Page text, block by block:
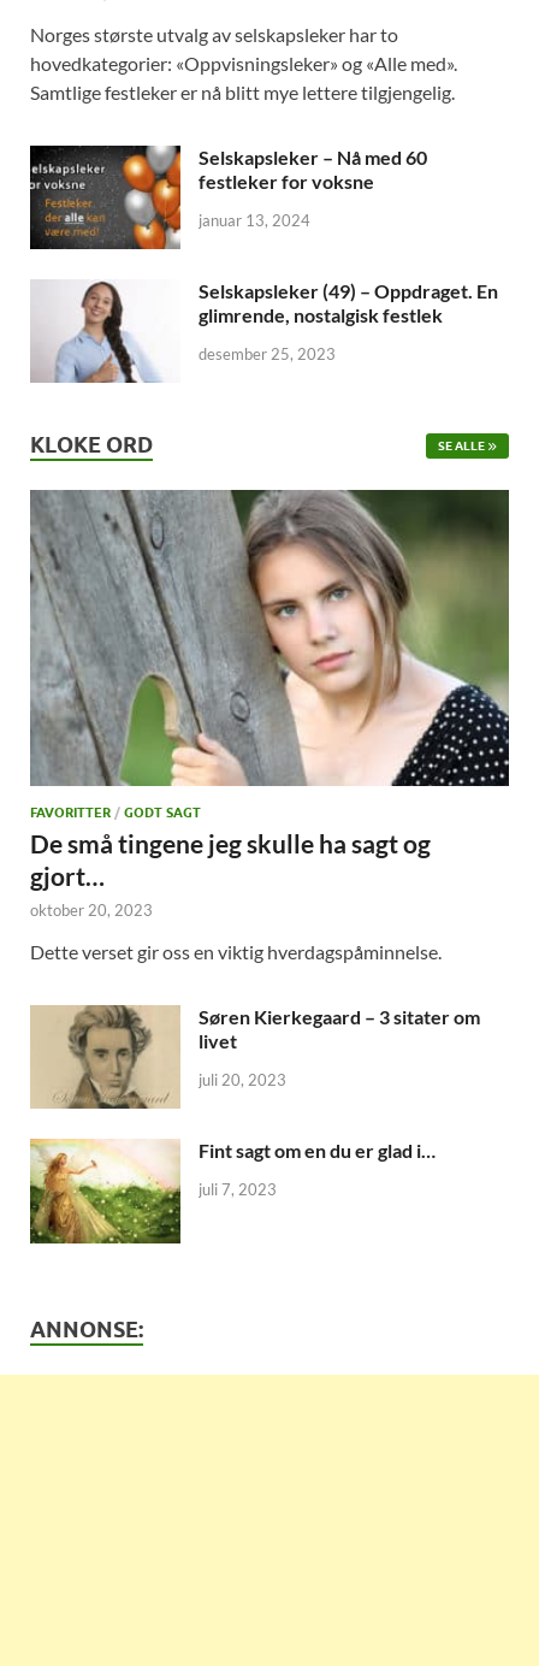
Norges største utvalg av selskapsleker har to
hovedkategorier: «Oppvisningsleker» og «Alle med».
Samtlige festleker er nå blitt mye lettere tilgjengelig.
Selskapsleker – Nå med 60
festleker for voksne
januar 13, 2024
Selskapsleker (49) – Oppdraget. En
glimrende, nostalgisk festlek
desember 25, 2023
KLOKE ORD SE ALLE
FAVORITTER / GODT SAGT
De små tingene jeg skulle ha sagt og
gjort…
oktober 20, 2023
Dette verset gir oss en viktig hverdagspåminnelse.
Søren Kierkegaard – 3 sitater om
livet
juli 20, 2023
Fint sagt om en du er glad i…
juli 7, 2023
ANNONSE: